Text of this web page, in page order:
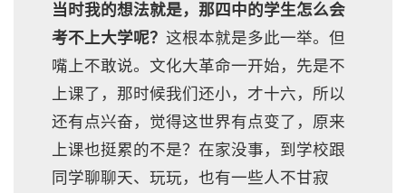
当时我的想法就是，那四中的学生怎么会
考不上大学呢？ 这根本就是多此一举。但
嘴上不敢说。文化大革命一开始，先是不
上课了，那时候我们还小，才十六，所以
还有点兴奋，觉得这世界有点变了，原来
上课也挺累的不是？在家没事，到学校跟
同学聊聊天、玩玩，也有一些人不甘寂